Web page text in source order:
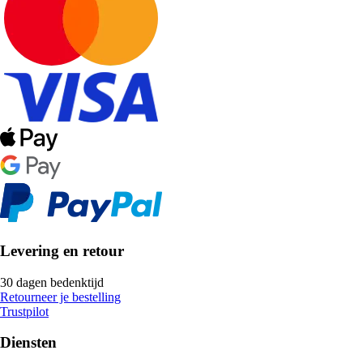
Levering en retour
30 dagen bedenktijd
Retourneer je bestelling
Trustpilot
Diensten